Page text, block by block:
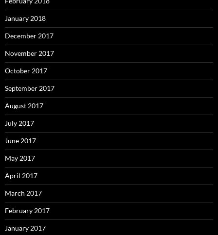
January 2018
December 2017
November 2017
October 2017
September 2017
August 2017
July 2017
June 2017
May 2017
April 2017
March 2017
February 2017
January 2017